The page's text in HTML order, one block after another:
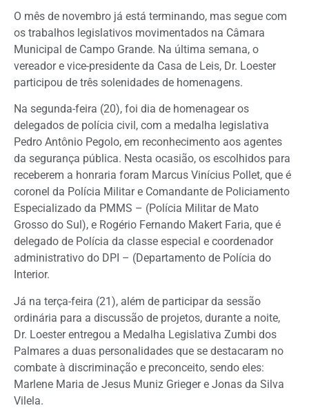
O mês de novembro já está terminando, mas segue com
os trabalhos legislativos movimentados na Câmara
Municipal de Campo Grande. Na última semana, o
vereador e vice-presidente da Casa de Leis, Dr. Loester
participou de três solenidades de homenagens.
Na segunda-feira (20), foi dia de homenagear os
delegados de polícia civil, com a medalha legislativa
Pedro Antônio Pegolo, em reconhecimento aos agentes
da segurança pública. Nesta ocasião, os escolhidos para
receberem a honraria foram Marcus Vinícius Pollet, que é
coronel da Polícia Militar e Comandante de Policiamento
Especializado da PMMS – (Polícia Militar de Mato
Grosso do Sul), e Rogério Fernando Makert Faria, que é
delegado de Polícia da classe especial e coordenador
administrativo do DPI – (Departamento de Polícia do
Interior.
Já na terça-feira (21), além de participar da sessão
ordinária para a discussão de projetos, durante a noite,
Dr. Loester entregou a Medalha Legislativa Zumbi dos
Palmares a duas personalidades que se destacaram no
combate à discriminação e preconceito, sendo eles:
Marlene Maria de Jesus Muniz Grieger e Jonas da Silva
Vilela.